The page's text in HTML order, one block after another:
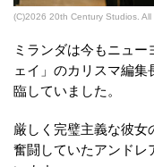
(C)2026 20th Century Studios. All
ミランダは今もニュ
ェイ」のカリスマ編
臨していました。
厳しく完璧主義な彼女
奮闘していたアンドレ